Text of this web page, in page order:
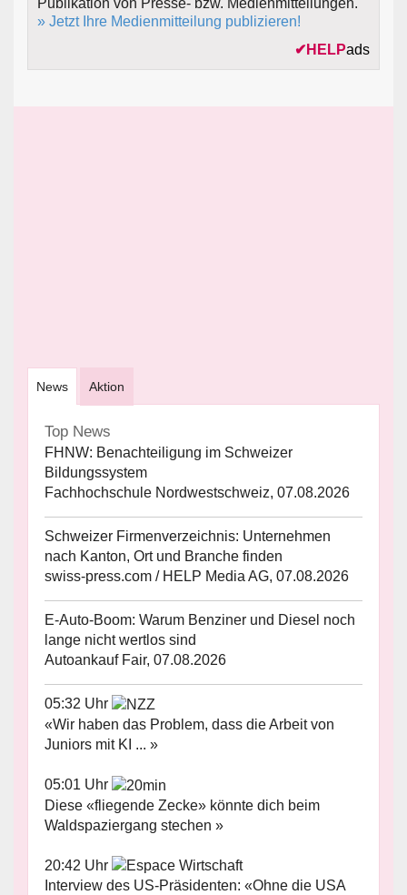
Publikation von Presse- bzw. Medienmitteilungen.
» Jetzt Ihre Medienmitteilung publizieren!
✔ HELPads
News Aktion
Top News
FHNW: Benachteiligung im Schweizer
Bildungssystem
Fachhochschule Nordwestschweiz, 07.08.2026
Schweizer Firmenverzeichnis: Unternehmen
nach Kanton, Ort und Branche finden
swiss-press.com / HELP Media AG, 07.08.2026
E-Auto-Boom: Warum Benziner und Diesel noch
lange nicht wertlos sind
Autoankauf Fair, 07.08.2026
05:32 Uhr
«Wir haben das Problem, dass die Arbeit von
Juniors mit KI ... »
05:01 Uhr
Diese «fliegende Zecke» könnte dich beim
Waldspaziergang stechen »
20:42 Uhr
Interview des US-Präsidenten: «Ohne die USA